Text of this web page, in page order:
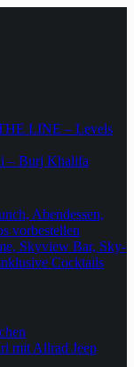
LINE – Levels
– Burj Khalifa
Abendessen,
vorbestellen
Skyview Bar, Sky-
Cocktails
mit Allrad Jeep